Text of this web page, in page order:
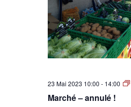
23 Mai 2023 10:00 - 14:00
Marché – annulé !